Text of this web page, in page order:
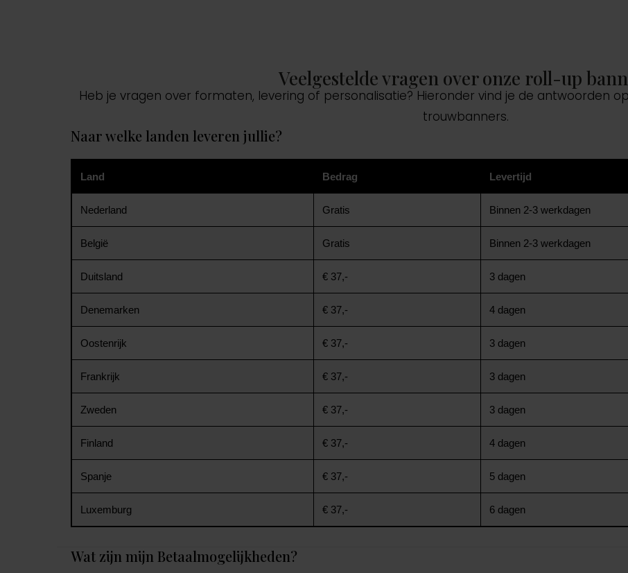
Veelgestelde vragen over onze roll-up
Heb je vragen over formaten, levering of personalisatie? Hieronder vind je de antwoorden
trouwbanners.
Naar welke landen leveren jullie?
Land Bedrag Levertijd
Nederland Gratis Binnen 2-3 werkdagen
België Gratis Binnen 2-3 werkdagen
Duitsland € 37,- 3 dagen
Denemarken € 37,- 4 dagen
Oostenrijk € 37,- 3 dagen
Frankrijk € 37,- 3 dagen
Zweden € 37,- 3 dagen
Finland € 37,- 4 dagen
Spanje € 37,- 5 dagen
Luxemburg € 37,- 6 dagen
Wat zijn mijn Betaalmogelijkheden?